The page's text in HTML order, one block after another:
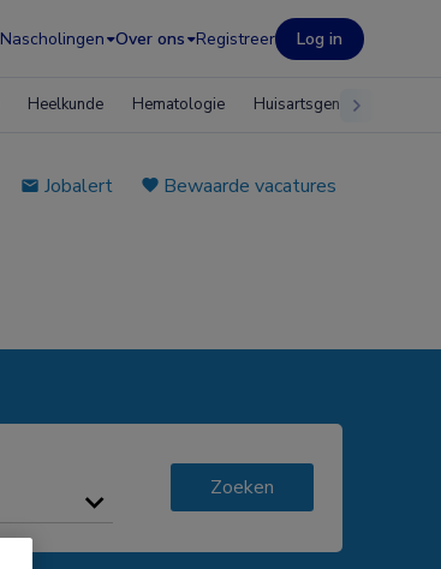
Nascholingen Over ons Registreer Log in
Heelkunde Hematologie Huisartsgeneeskunde
Jobalert
Bewaarde vacatures
Zoeken